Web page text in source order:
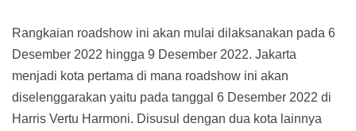
Rangkaian roadshow ini akan mulai dilaksanakan pada 6
Desember 2022 hingga 9 Desember 2022. Jakarta
menjadi kota pertama di mana roadshow ini akan
diselenggarakan yaitu pada tanggal 6 Desember 2022 di
Harris Vertu Harmoni. Disusul dengan dua kota lainnya